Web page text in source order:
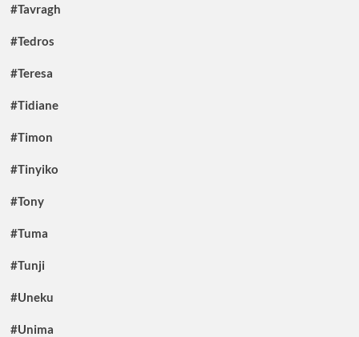
#Tavragh
#Tedros
#Teresa
#Tidiane
#Timon
#Tinyiko
#Tony
#Tuma
#Tunji
#Uneku
#Unima